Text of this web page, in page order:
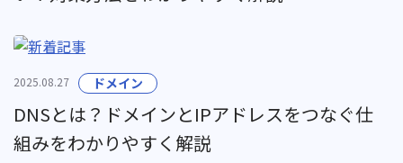
2025.08.27 ドメイン
DNSとは？ドメインとIPアドレスをつなぐ仕
組みをわかりやすく解説